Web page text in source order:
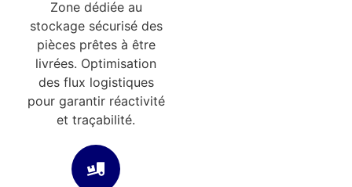
Zone dédiée au
stockage sécurisé des
pièces prêtes à être
livrées. Optimisation
des flux logistiques
pour garantir réactivité
et traçabilité.